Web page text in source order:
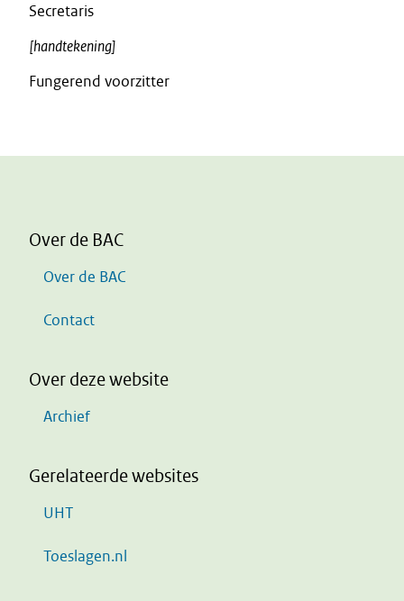
Secretaris
[handtekening]
Fungerend voorzitter
Over de BAC
Over de BAC
Contact
Over deze website
Archief
Gerelateerde websites
UHT
Toeslagen.nl